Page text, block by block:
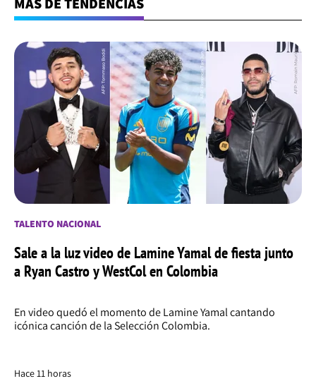
MÁS DE TENDENCIAS
TALENTO NACIONAL
Sale a la luz video de Lamine Yamal de fiesta junto
a Ryan Castro y WestCol en Colombia
En video quedó el momento de Lamine Yamal cantando
icónica canción de la Selección Colombia.
Hace 11 horas